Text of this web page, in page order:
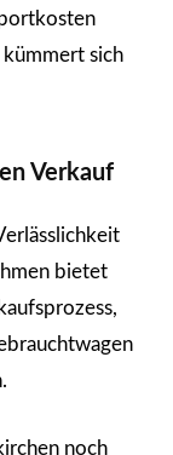
sich
Verkauf
bietet
noch